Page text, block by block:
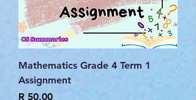
Mathematics Grade 4 Term 1
Assignment
Price
R 50,00